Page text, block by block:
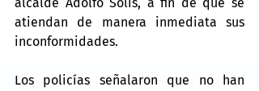
atiendan de manera inmediata sus
inconformidades.
Los policías señalaron que no han